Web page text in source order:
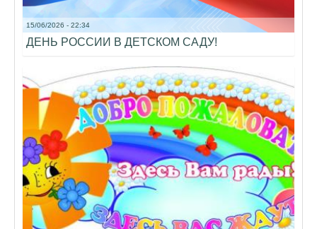
15/06/2026 - 22:34
ДЕНЬ РОССИИ В ДЕТСКОМ САДУ!